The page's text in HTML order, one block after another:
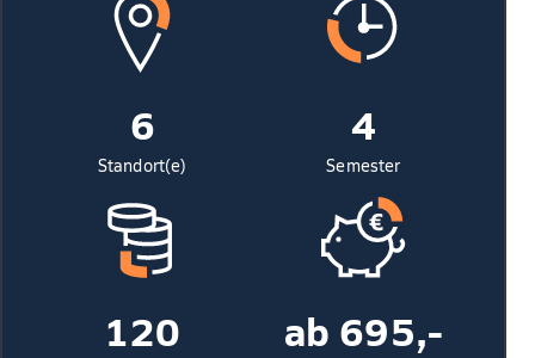
6
Standort(e)
4
Semester
120 ab 695,-